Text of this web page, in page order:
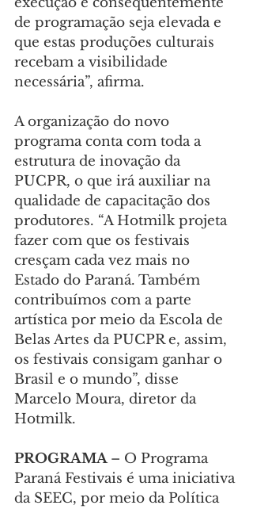
de programação seja elevada e
que estas produções culturais
recebam a visibilidade
necessária”, afirma.
A organização do novo
programa conta com toda a
estrutura de inovação da
PUCPR, o que irá auxiliar na
qualidade de capacitação dos
produtores. “A Hotmilk projeta
fazer com que os festivais
cresçam cada vez mais no
Estado do Paraná. Também
contribuímos com a parte
artística por meio da Escola de
Belas Artes da PUCPR e, assim,
os festivais consigam ganhar o
Brasil e o mundo”, disse
Marcelo Moura, diretor da
Hotmilk.
PROGRAMA – O Programa
Paraná Festivais é uma iniciativa
da SEEC, por meio da Política